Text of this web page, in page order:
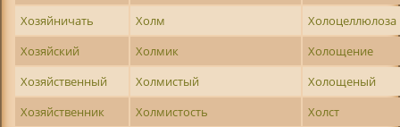
Хозяйничать
Холм
Холоцеллюлоза
Хозяйский
Холмик
Холощение
Хозяйственный
Холмистый
Холощеный
Хозяйственник
Холмистость
Холст